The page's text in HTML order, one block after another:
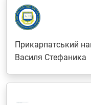
Прикарпатський
Василя Стефаника